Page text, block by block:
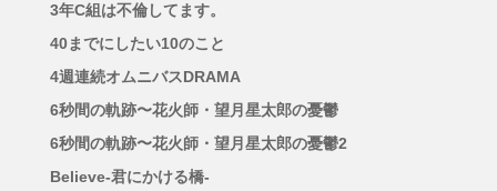
3年C組は不倫してます。
40までにしたい10のこと
4週連続オムニバスDRAMA
6秒間の軌跡〜花火師・望月星太郎の憂鬱
6秒間の軌跡〜花火師・望月星太郎の憂鬱2
Believe-君にかける橋-